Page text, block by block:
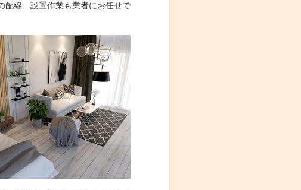
配線、設置作業も業者にお任せで